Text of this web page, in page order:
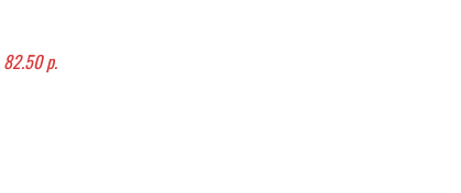
82.50 р.